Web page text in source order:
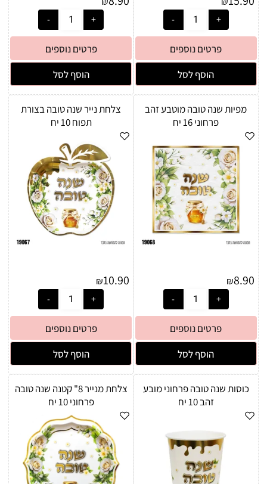
פרטים נוספים
הוסף לסל
פרטים נוספים
הוסף לסל
מפיות שנה טובה מוטבע זהב
פרחוני 16 יח
₪8.90
פרטים נוספים
הוסף לסל
צלחת נייר שנה טובה בצורת
תפוח 10 יח
₪10.90
פרטים נוספים
הוסף לסל
כוסות שנה טובה פרחוני מובע
זהב 10 יח
צלחת מנייר 8" קטנה שנה טובה
פרחוני 10 יח